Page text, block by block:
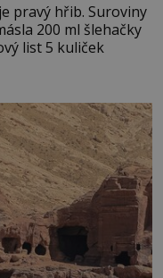
hřib. Suroviny
200 ml šlehačky
list 5 kuliček